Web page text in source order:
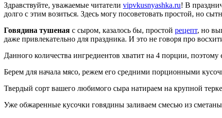
Здравствуйте, уважаемые читатели vipvkusnyashka.ru! В
долго с этим возиться. Здесь могу посоветовать простой, но
Говядина тушеная с сыром, казалось бы, простой рецепт, но
даже привлекательно для праздника. И это не говоря про
Данного количества ингредиентов хватит на 4 порции,
Берем для начала мясо, режем его средними порционными
Твердый сорт вашего любимого сыра натираем на крупной
Уже обжаренные кусочки говядины заливаем смесью из